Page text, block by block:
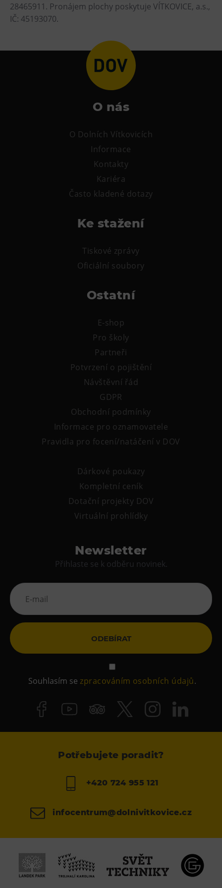
Heligonka
Národní zemědělské muzeum
Dolní Vítkovice
Hornické muzeum
Restaurace VP ART
Narozeninové oslavy
Letní tábory
Kroužky pro děti
28465911. Pronájem plochy poskytuje VÍTKOVICE, a.s.,
IČ: 45193070.
O nás
O Dolních Vítkovicích
Informace
Kontakty
Kariéra
Často kladené dotazy
Ke stažení
Tiskové zprávy
Oficiální soubory
Ostatní
E-shop
Pro školy
Partneři
Potvrzení o pojištění
Návštěvní řád
GDPR
Obchodní podmínky
Informace pro oznamovatele
Pravidla pro focení/natáčení v DOV
Dárkové poukazy
Kompletní ceník
Dotační projekty DOV
Virtuální prohlídky
Newsletter
Přihlaste se k odběru novinek.
ODEBÍRAT
Souhlasím sezpracováním osobních údajů.
Potřebujete poradit?
+420 724 955 121
infocentrum@dolnivitkovice.cz